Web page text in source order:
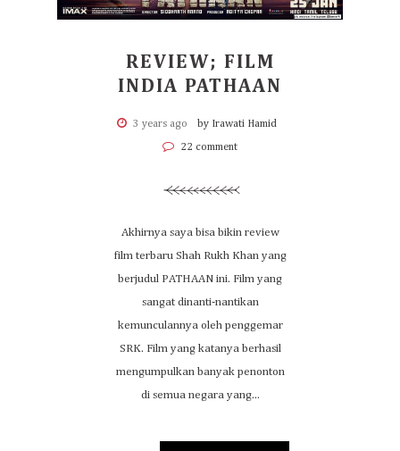
REVIEW; FILM
INDIA PATHAAN
3 years ago by Irawati Hamid
22 comment
Akhirnya saya bisa bikin review
film terbaru Shah Rukh Khan yang
berjudul PATHAAN ini. Film yang
sangat dinanti-nantikan
kemunculannya oleh penggemar
SRK. Film yang katanya berhasil
mengumpulkan banyak penonton
di semua negara yang...